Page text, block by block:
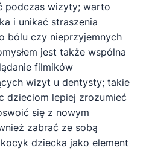
podczas wizyty; warto
i unikać straszenia
bólu czy nieprzyjemnych
jest także wspólna
filmików
wizyt u dentysty; takie
dzieciom lepiej zrozumieć
się z nowym
zabrać ze sobą
dziecka jako element